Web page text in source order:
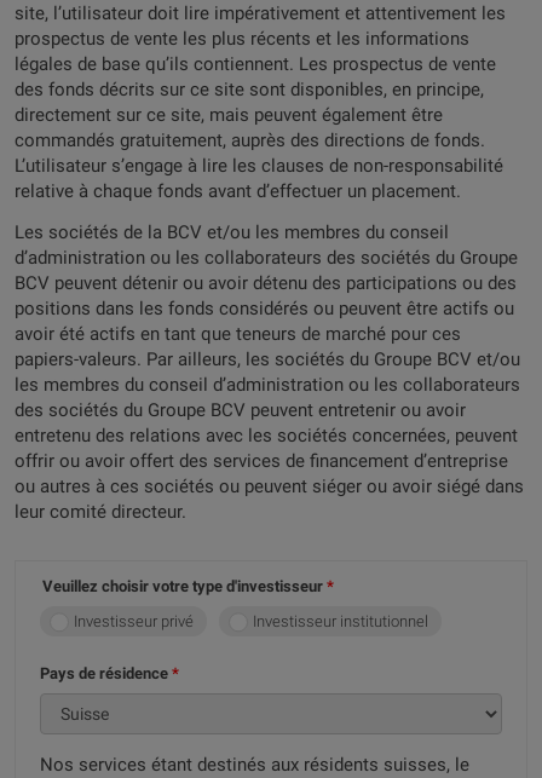
site, l’utilisateur doit lire impérativement et attentivement les
prospectus de vente les plus récents et les informations
légales de base qu’ils contiennent. Les prospectus de vente
des fonds décrits sur ce site sont disponibles, en principe,
directement sur ce site, mais peuvent également être
commandés gratuitement, auprès des directions de fonds.
L’utilisateur s’engage à lire les clauses de non-responsabilité
relative à chaque fonds avant d’effectuer un placement.
Les sociétés de la BCV et/ou les membres du conseil
d’administration ou les collaborateurs des sociétés du Groupe
BCV peuvent détenir ou avoir détenu des participations ou des
positions dans les fonds considérés ou peuvent être actifs ou
avoir été actifs en tant que teneurs de marché pour ces
papiers-valeurs. Par ailleurs, les sociétés du Groupe BCV et/ou
les membres du conseil d’administration ou les collaborateurs
des sociétés du Groupe BCV peuvent entretenir ou avoir
entretenu des relations avec les sociétés concernées, peuvent
offrir ou avoir offert des services de financement d’entreprise
ou autres à ces sociétés ou peuvent siéger ou avoir siégé dans
leur comité directeur.
Veuillez choisir votre type d'investisseur
Investisseur privé
Investisseur institutionnel
Pays de résidence
Nos services étant destinés aux résidents suisses, le